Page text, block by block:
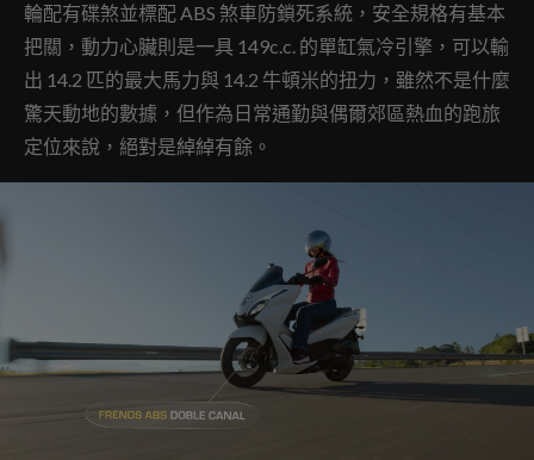
輪配有碟煞並標配 ABS 煞車防鎖死系統，安全規格有基本
把關，動力心臟則是一具 149c.c. 的單缸氣冷引擎，可以輸
出 14.2 匹的最大馬力與 14.2 牛頓米的扭力，雖然不是什麼
驚天動地的數據，但作為日常通勤與偶爾郊區熱血的跑旅
定位來說，絕對是綽綽有餘。